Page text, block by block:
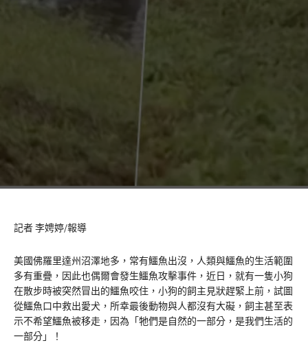
記者 李娉婷/報導
美國佛羅里達州沼澤地多，常有鱷魚出沒，人類與鱷魚的生活範圍
多有重疊，因此也偶爾會發生鱷魚攻擊事件，近日，就有一隻小狗
在散步時被突然冒出的鱷魚咬住，小狗的飼主見狀趕緊上前，試圖
從鱷魚口中救出愛犬，所幸最後動物與人都沒有大礙，飼主甚至表
示不希望鱷魚被移走，因為「牠們是自然的一部分，是我們生活的
一部分」！